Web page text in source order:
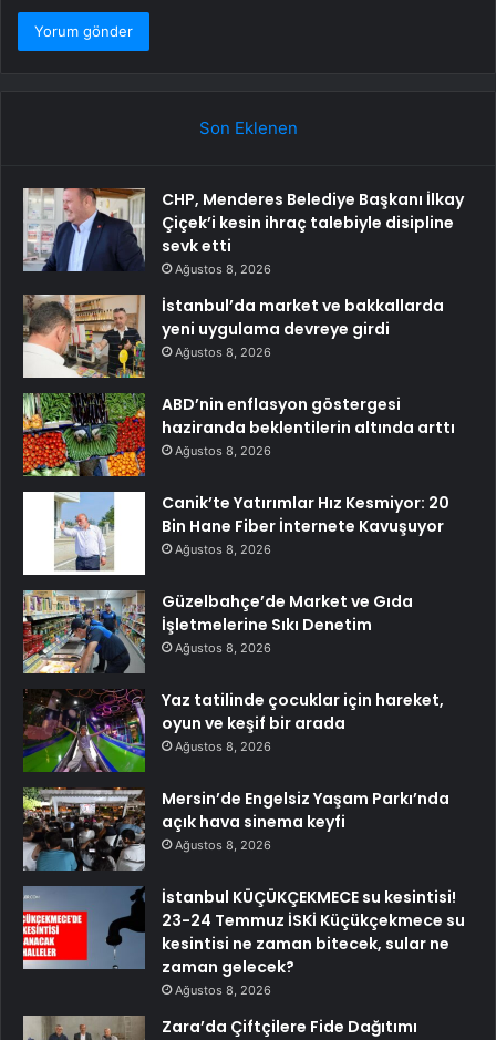
Son Eklenen
CHP, Menderes Belediye Başkanı İlkay
Çiçek’i kesin ihraç talebiyle disipline
sevk etti
Ağustos 8, 2026
İstanbul’da market ve bakkallarda
yeni uygulama devreye girdi
Ağustos 8, 2026
ABD’nin enflasyon göstergesi
haziranda beklentilerin altında arttı
Ağustos 8, 2026
Canik’te Yatırımlar Hız Kesmiyor: 20
Bin Hane Fiber İnternete Kavuşuyor
Ağustos 8, 2026
Güzelbahçe’de Market ve Gıda
İşletmelerine Sıkı Denetim
Ağustos 8, 2026
Yaz tatilinde çocuklar için hareket,
oyun ve keşif bir arada
Ağustos 8, 2026
Mersin’de Engelsiz Yaşam Parkı’nda
açık hava sinema keyfi
Ağustos 8, 2026
İstanbul KÜÇÜKÇEKMECE su kesintisi!
23-24 Temmuz İSKİ Küçükçekmece su
kesintisi ne zaman bitecek, sular ne
zaman gelecek?
Ağustos 8, 2026
Zara’da Çiftçilere Fide Dağıtımı